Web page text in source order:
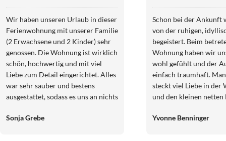
Wir haben unseren Urlaub in dieser
Ferienwohnung mit unserer Familie
(2 Erwachsene und 2 Kinder) sehr
genossen. Die Wohnung ist wirklich
schön, hochwertig und mit viel
Liebe zum Detail eingerichtet. Alles
war sehr sauber und bestens
ausgestattet, sodass es uns an nichts
war die wertige Einrichtung, die
Sonja Grebe
Schon bei der Ankunft
von der ruhigen,
begeistert. Beim
Wohnung haben wir
wohl gefühlt und der
einfach traumhaft.
steckt viel Liebe in der
und den kleinen netten
wohlgefühlt und
Yvonne Benninger